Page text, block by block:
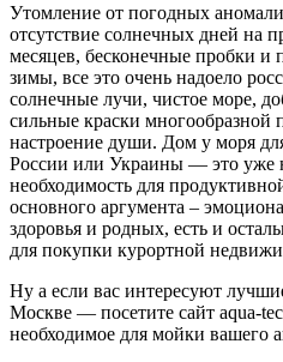
Утомление от погодных
отсутствие солнечных дней на
месяцев, бесконечные пробки и
зимы, все это очень надоело
солнечные лучи, чистое море,
сильные краски многообразной
настроение души. Дом у моря
России или Украины — это уже
необходимость для
основного аргумента –
здоровья и родных, есть и
для покупки курортной
Ну а если вас интересуют
Москве — посетите сайт aqua-
необходимое для мойки вашего